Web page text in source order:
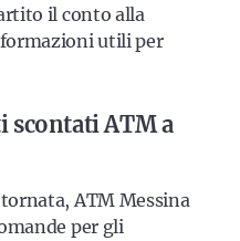
il conto alla
utili per
scontati ATM a
ATM Messina
per gli